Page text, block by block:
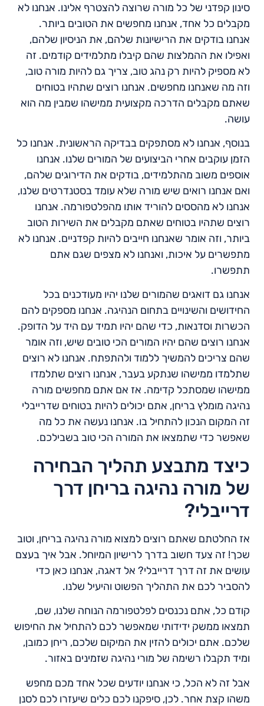
סינון קפדני של כל מורה שרוצה להצטרף אלינו. אנחנו לא
מקבלים כל אחד, אנחנו מחפשים את הטובים ביותר.
אנחנו בודקים את הרישיונות שלהם, את הניסיון שלהם,
ואפילו את ההמלצות שהם קיבלו מתלמידים קודמים. זה
לא מספיק להיות רק נהג טוב, צריך גם להיות מורה טוב,
וזה מה שאנחנו מחפשים. אנחנו רוצים שתהיו בטוחים
שאתם מקבלים הדרכה מקצועית ממישהו שמבין מה הוא
עושה.
בנוסף, אנחנו לא מסתפקים בבדיקה הראשונית. אנחנו כל
הזמן עוקבים אחרי הביצועים של המורים שלנו. אנחנו
אוספים משוב מהתלמידים, בודקים את הדירוגים שלהם,
ואם אנחנו רואים שיש מורה שלא עומד בסטנדרטים שלנו,
אנחנו לא מהססים להוריד אותו מהפלטפורמה. אנחנו
רוצים שתהיו בטוחים שאתם מקבלים את השירות הטוב
ביותר, וזה אומר שאנחנו חייבים להיות קפדניים. אנחנו לא
מתפשרים על איכות, ואנחנו לא מצפים שגם אתם
תתפשרו.
אנחנו גם דואגים שהמורים שלנו יהיו מעודכנים בכל
החידושים והשינויים בתחום הנהיגה. אנחנו מספקים להם
הכשרות וסדנאות, כדי שהם יהיו תמיד עם היד על הדופק.
אנחנו רוצים שהם יהיו המורים הכי טובים שיש, וזה אומר
שהם צריכים להמשיך ללמוד ולהתפתח. אנחנו לא רוצים
שתלמדו ממישהו שנתקע בעבר, אנחנו רוצים שתלמדו
ממישהו שמסתכל קדימה. אז אם אתם מחפשים מורה
נהיגה מומלץ בריחן, אתם יכולים להיות בטוחים שדרייבלי
זה המקום הנכון להתחיל בו. אנחנו נעשה את כל מה
שאפשר כדי שתמצאו את המורה הכי טוב בשבילכם.
כיצד מתבצע תהליך הבחירה
של מורה נהיגה בריחן דרך
דרייבלי?
אז החלטתם שאתם רוצים למצוא מורה נהיגה בריחן, וטוב
שכך! זה צעד חשוב בדרך לרישיון המיוחל. אבל איך בעצם
עושים את זה דרך דרייבלי? אל דאגה, אנחנו כאן כדי
להסביר לכם את התהליך הפשוט והיעיל שלנו.
קודם כל, אתם נכנסים לפלטפורמה הנוחה שלנו, שם,
תמצאו ממשק ידידותי שמאפשר לכם להתחיל את החיפוש
שלכם. אתם יכולים להזין את המיקום שלכם, ריחן כמובן,
ומיד תקבלו רשימה של מורי נהיגה שזמינים באזור.
אבל זה לא הכל, כי אנחנו יודעים שכל אחד מכם מחפש
משהו קצת אחר. לכן, סיפקנו לכם כלים שיעזרו לכם לסנן